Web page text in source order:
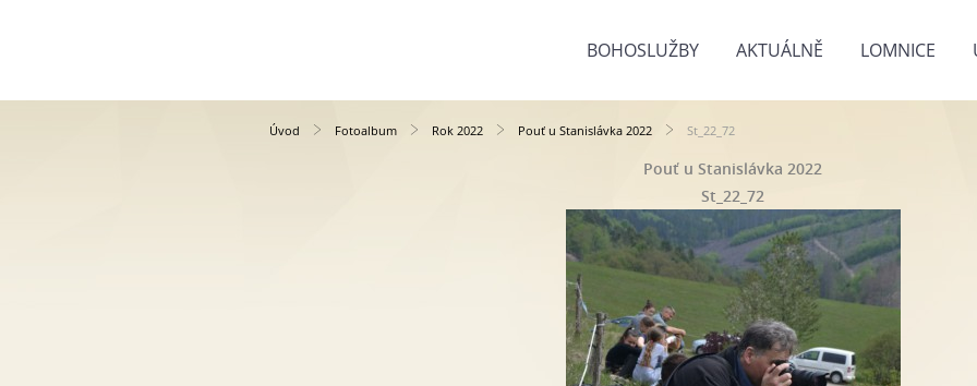
BOHOSLUŽBY AKTUÁLNĚ LOMNICE
Úvod Fotoalbum Rok 2022 Pouť u Stanislávka 2022 St_22_72
Pouť u Stanislávka 2022
St_22_72